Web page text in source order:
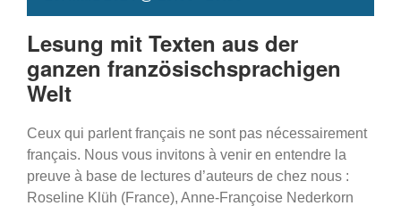
Lesung mit Texten aus der
ganzen französischsprachigen
Welt
Ceux qui parlent français ne sont pas nécessairement
français. Nous vous invitons à venir en entendre la
preuve à base de lectures d’auteurs de chez nous :
Roseline Klüh (France), Anne-Françoise Nederkorn